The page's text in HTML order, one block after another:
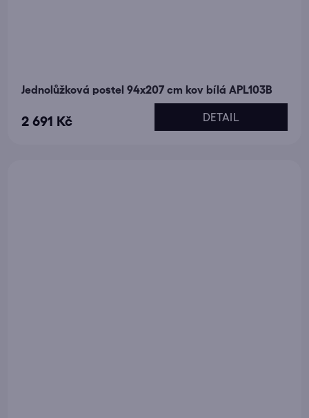
Jednolůžková postel 94x207 cm kov bílá APL103B
2 691 Kč DETAIL